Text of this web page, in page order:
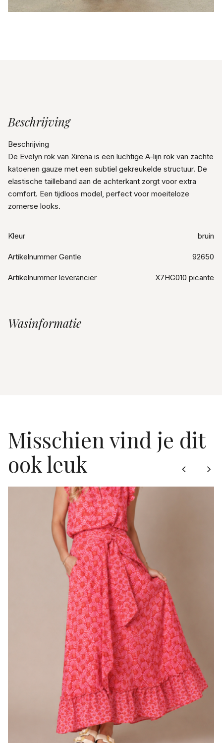
Beschrijving
Beschrijving
De Evelyn rok van Xirena is een luchtige A-lijn rok van zachte
katoenen gauze met een subtiel gekreukelde structuur. De
elastische tailleband aan de achterkant zorgt voor extra
comfort. Een tijdloos model, perfect voor moeiteloze
zomerse looks.
Kleur bruin
Artikelnummer Gentle 92650
Artikelnummer leverancier X7HG010 picante
Wasinformatie
Misschien vind je dit
ook leuk